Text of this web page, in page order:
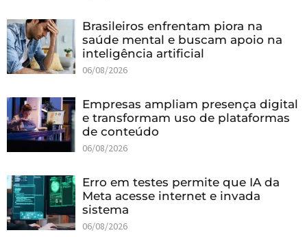
Brasileiros enfrentam piora na
saúde mental e buscam apoio na
inteligência artificial
06/08/2026
Empresas ampliam presença digital
e transformam uso de plataformas
de conteúdo
06/08/2026
Erro em testes permite que IA da
Meta acesse internet e invada
sistema
06/08/2026